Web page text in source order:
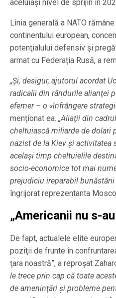
aceluiaşi nivel de sprijin în
Linia generală a NATO
continentului european,
potenţialului defensiv şi
armat cu Federaţia Rusă, a
„Şi, desigur, ajutorul acordat
radicalii din rândurile alianţei
efemer – o «înfrângere
menţionat ea. „Aliaţii din
cheltuiască miliarde de dolari
nazist de la Kiev şi activitatea
acelaşi timp cheltuielile
socio-economice tot mai
prejudiciu ireparabil
îngrijorat reprezentanta
„Americanii nu s-
De fapt, actualele elite
poziţii de frunte în
ţara noastră”, a reproşat
le trece prin cap că toate
de ameninţări şi probleme